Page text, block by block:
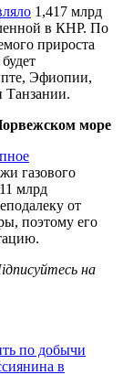
1,417 млрд
в КНР. По
прироста
Эфиопии,
море
газового
млрд
от
поэтому его
на
по добычи
в